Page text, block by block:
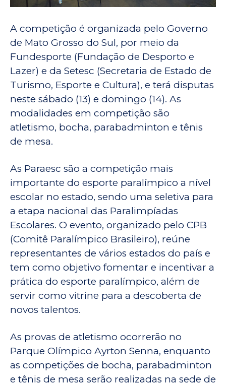
A competição é organizada pelo Governo
de Mato Grosso do Sul, por meio da
Fundesporte (Fundação de Desporto e
Lazer) e da Setesc (Secretaria de Estado de
Turismo, Esporte e Cultura), e terá disputas
neste sábado (13) e domingo (14). As
modalidades em competição são
atletismo, bocha, parabadminton e tênis
de mesa.
As Paraesc são a competição mais
importante do esporte paralímpico a nível
escolar no estado, sendo uma seletiva para
a etapa nacional das Paralimpíadas
Escolares. O evento, organizado pelo CPB
(Comitê Paralímpico Brasileiro), reúne
representantes de vários estados do país e
tem como objetivo fomentar e incentivar a
prática do esporte paralímpico, além de
servir como vitrine para a descoberta de
novos talentos.
As provas de atletismo ocorrerão no
Parque Olímpico Ayrton Senna, enquanto
as competições de bocha, parabadminton
e tênis de mesa serão realizadas na sede de